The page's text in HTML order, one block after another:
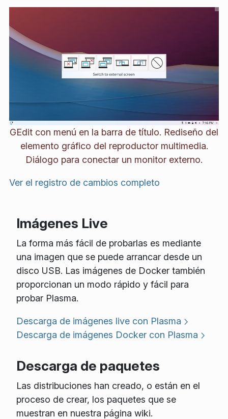
GEdit con menú en la barra de título. Rediseño del
elemento gráfico del reproductor multimedia.
Diálogo para conectar un monitor externo.
Ver el registro de cambios completo
Imágenes Live
La forma más fácil de probarlas es mediante
una imagen que se puede arrancar desde un
disco USB. Las imágenes de Docker también
proporcionan un modo rápido y fácil para
probar Plasma.
Descarga de imágenes live con Plasma
Descarga de imágenes Docker con Plasma
Descarga de paquetes
Las distribuciones han creado, o están en el
proceso de crear, los paquetes que se
muestran en nuestra página wiki.